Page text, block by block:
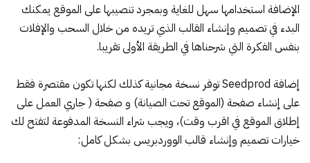
الإضافة استخدامها سهل للغاية وبمجرد تنصيبها على الموقع يمكنك
البدء في تصميم وإنشاء القالب الذي تريده من خلال السحب والإفلات
بنفس الفكرة التي شرحناها في الطريقة الأولى تقريبا.
إضافة Seedprod توفر نسخة مجانية كذلك لكنها تكون مقتصرة فقط
على إنشاء صفحة (الموقع تحت الصيانة) و صفحة ( جاري العمل على
إطلاق الموقع في اقرب وقت)، ويجب شراء النسخة المدفوعة لتفتح لك
خيارات تصميم وإنشاء قالب الووردبريس بشكل كامل: